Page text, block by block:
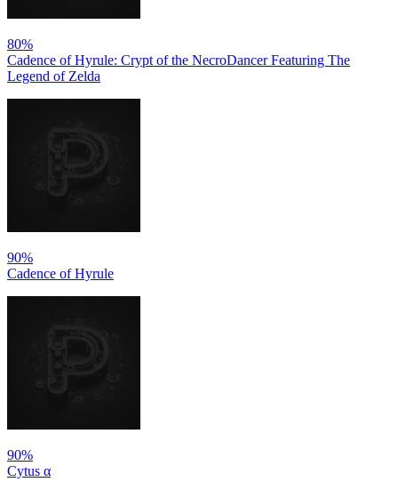
80%
Cadence of Hyrule: Crypt of the NecroDancer Featuring The
Legend of Zelda
90%
Cadence of Hyrule
90%
Cytus α